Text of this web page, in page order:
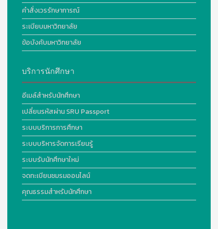
คำสั่งเวรรักษาการณ์
ระเบียบมหาวิทยาลัย
ข้อบังคับมหาวิทยาลัย
บริการนักศึกษา
อีเมล์สำหรับนักศึกษา
เปลี่ยนรหัสผ่าน SRU Passport
ระบบบริการการศึกษา
ระบบบริหารจัดการเรียนรู้
ระบบรับนักศึกษาใหม่
จดทะเบียนชมรมออนไลน์
คุณธรรมสำหรับนักศึกษา